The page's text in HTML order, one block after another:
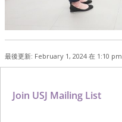
最後更新: February 1, 2024 在 1:10 pm
Join USJ Mailing List